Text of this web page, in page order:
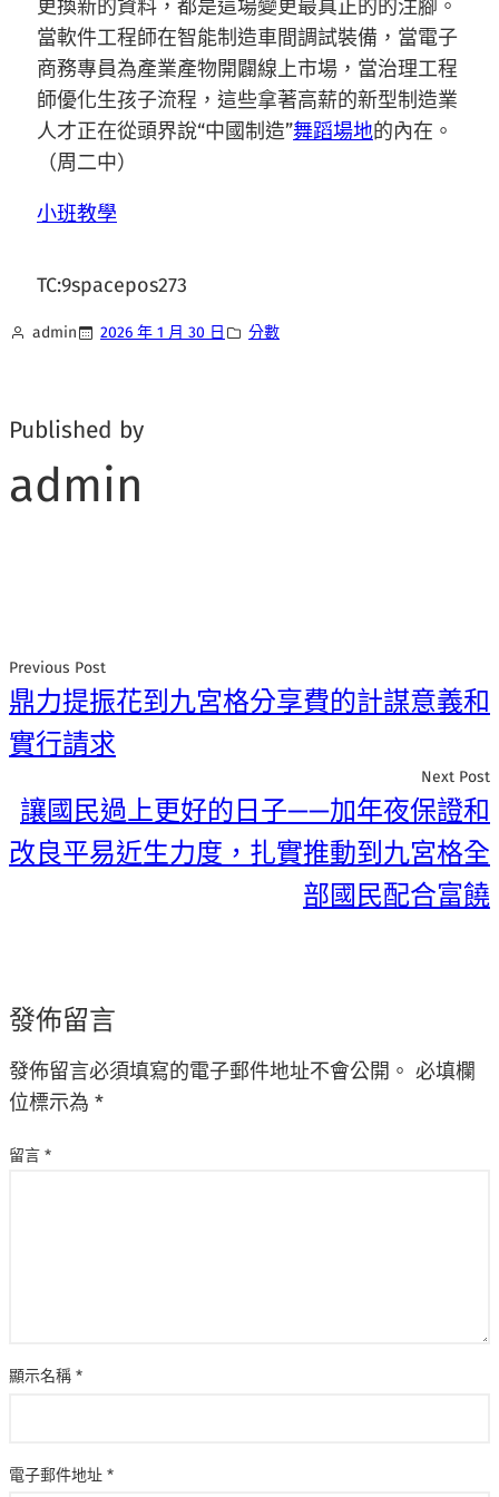
更換新的資料，都是這場變更最真正的的注腳。
當軟件工程師在智能制造車間調試裝備，當電子
商務專員為產業產物開闢線上市場，當治理工程
師優化生孩子流程，這些拿著高薪的新型制造業
人才正在從頭界說“中國制造”舞蹈場地的內在。
（周二中）
小班教學
TC:9spacepos273
admin 2026 年 1 月 30 日 分數
Published by
admin
Previous Post
鼎力提振花到九宮格分享費的計謀意義和
實行請求
Next Post
讓國民過上更好的日子——加年夜保證和
改良平易近生力度，扎實推動到九宮格全
部國民配合富饒
發佈留言
發佈留言必須填寫的電子郵件地址不會公開。 必填欄
位標示為 *
留言 *
顯示名稱 *
電子郵件地址 *